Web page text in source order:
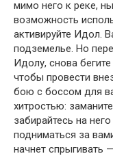
мимо него к реке,
возможность
активируйте Идол.
подземелье. Но
Идолу, снова
чтобы провести
бою с боссом для
хитростью:
забирайтесь на
подниматься за
начнет спрыгивать